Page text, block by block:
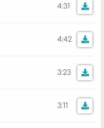
4:31
4:42
3:23
3:11